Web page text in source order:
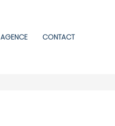
AGENCE CONTACT